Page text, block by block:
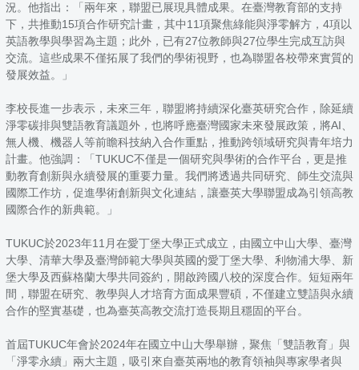
況。他指出：「兩年來，聯盟已展現具體成果。在臺灣教育部的支持
下，共推動15項合作研究計畫，其中11項聚焦綠能與淨零解方，4項以
英語教學與學習為主題；此外，已有27位教師與27位學生完成互訪與
交流。這些成果不僅拓展了我們的學術視野，也為聯盟各校帶來實質的
發展效益。」
李校長進一步表示，未來三年，聯盟將持續深化臺英研究合作，除延續
淨零碳排與雙語教育議題外，也將呼應臺灣國家未來發展政策，將AI、
無人機、機器人等前瞻科技納入合作重點，推動跨領域研究與青年培力
計畫。他強調：「TUKUC不僅是一個研究與學術的合作平台，更是推
動教育創新與永續發展的重要力量。我們將透過共同研究、師生交流與
國際工作坊，促進學術創新與文化連結，讓臺英大學聯盟成為引領高教
國際合作的新典範。」
TUKUC於2023年11月在愛丁堡大學正式成立，由國立中山大學、臺灣
大學、清華大學及臺灣師範大學與英國的愛丁堡大學、利物浦大學、新
堡大學及西蘇格蘭大學共同簽約，開啟跨國八校的深度合作。短短兩年
間，聯盟在研究、教學與人才培育方面成果豐碩，不僅建立雙語與永續
合作的堅實基礎，也為臺英高教交流打造長期且穩固的平台。
首屆TUKUC年會於2024年在國立中山大學舉辦，聚焦「雙語教育」與
「淨零永續」兩大主題，吸引來自臺英兩地的教育領袖與專家學者與